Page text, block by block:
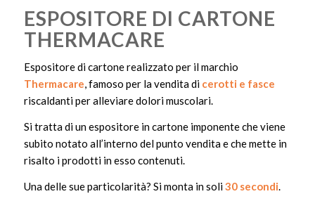
ESPOSITORE DI CARTONE
THERMACARE
Espositore di cartone realizzato per il marchio
Thermacare, famoso per la vendita di cerotti e fasce
riscaldanti per alleviare dolori muscolari.
Si tratta di un espositore in cartone imponente che viene
subito notato all’interno del punto vendita e che mette in
risalto i prodotti in esso contenuti.
Una delle sue particolarità? Si monta in soli30 secondi.